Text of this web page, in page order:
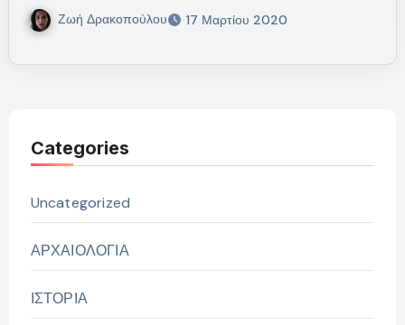
Ζωή Δρακοπούλου 17 Μαρτίου 2020
Categories
Uncategorized
ΑΡΧΑΙΟΛΟΓΙΑ
ΙΣΤΟΡΙΑ